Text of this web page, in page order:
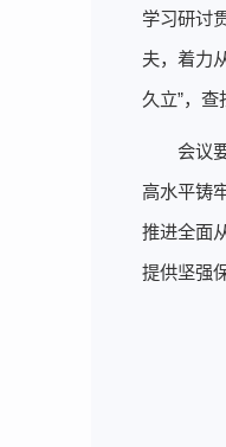
学习研讨
夫，着力
久立”，查
会议
高水平铸
推进全面
提供坚强